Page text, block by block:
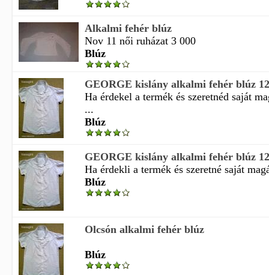
Alkalmi fehér blúz
Nov 11 női ruházat 3 000
Blúz
GEORGE kislány alkalmi fehér blúz
Ha érdekel a termék és szeretnéd saját
...
Blúz
GEORGE kislány alkalmi fehér blúz
Ha érdekli a termék és szeretné saját
Blúz
Olcsón alkalmi fehér blúz
Blúz